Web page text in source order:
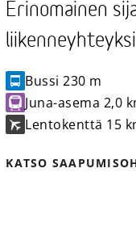
Erinomainen
Bussi 230 m
Juna-asema 2,0
Lentokenttä 15
KATSO